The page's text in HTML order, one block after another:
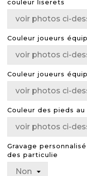
couleur liserets
Couleur joueurs
Couleur joueurs
Couleur des pieds au
Gravage
des particulie